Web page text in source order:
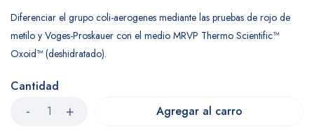
Diferenciar el grupo coli-aerogenes mediante las pruebas de rojo de
metilo y Voges-Proskauer con el medio MRVP Thermo Scientific™
Oxoid™ (deshidratado).
Cantidad
Agregar al carro